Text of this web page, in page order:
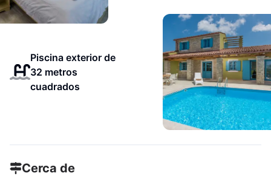
Piscina exterior de
32 metros
cuadrados
Cerca de